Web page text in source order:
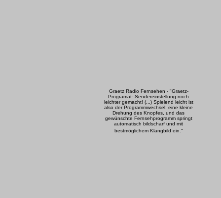
Graetz Radio Fernsehen - "Graetz-
Programat: Sendereinstellung noch
leichter gemacht! (...) Spielend leicht ist
also der Programmwechsel: eine kleine
Drehung des Knopfes, und das
gewünschte Fernsehprogramm springt
automatisch bildscharf und mit
bestmöglichem Klangbild ein."